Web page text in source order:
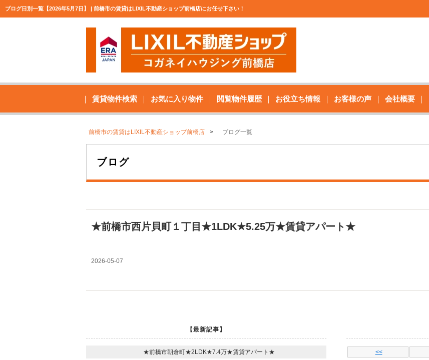
ブログ日別一覧【2026年5月7日】 | 前橋市の賃貸はLIXIL不動産ショップ前橋店にお任せ下さい！
賃貸物件検索 お気に入り物件 閲覧物件履歴 お役立ち情報 お客様の声 会社概要
前橋市の賃貸はLIXIL不動産ショップ前橋店 ブログ一覧
ブログ
★前橋市西片貝町１丁目★1LDK★5.25万★賃貸アパート★
2026-05-07
【最新記事】
★前橋市朝倉町★2LDK★7.4万★賃貸アパート★ <<